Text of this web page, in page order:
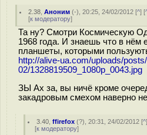
2.38 ,Аноним (-), 20:25, 24/02/2012 [^] [
[к модератору]
Та ну? Смотри Космическую
1968 года. И знаешь что в нём
планшеты, которыми
http://alive-ua.com/uploads/
02/1328819509_1080p_0043.jpg
ЗЫ Ах за, вы ничё кроме
закадровым смехом наверно
3.40 ,ffirefox (?), 20:31, 24/02/2012 [^
[к модератору]